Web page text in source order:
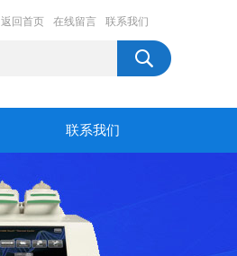
返回首页 在线留言 联系我们
联系我们